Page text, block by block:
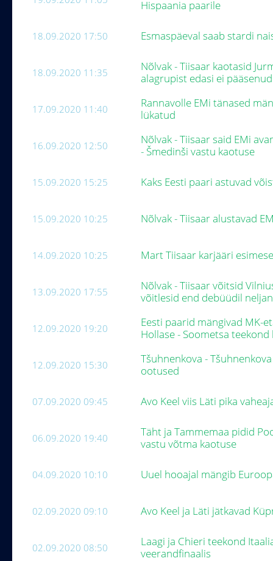
Hispaania paarile
18.09.2020 17:50 Esmaspäeval saab stardi
18.09.2020 11:35
Nõlvak - Tiisaar kaotasid
alagrupist edasi ei
17.09.2020 11:40
Rannavolle EMi tänased
lükatud
16.09.2020 12:50
Nõlvak - Tiisaar said EMi
- Šmedinši vastu kaotuse
15.09.2020 15:25 Kaks Eesti paari astuvad
15.09.2020 10:25 Nõlvak - Tiisaar alustavad
14.09.2020 10:25 Mart Tiisaar karjääri
13.09.2020 17:55
Nõlvak - Tiisaar võitsid
võitlesid end debüüdil
12.09.2020 19:20
Eesti paarid mängivad MK-
Hollase - Soometsa
12.09.2020 15:30
Tšuhnenkova -
ootused
07.09.2020 09:45 Avo Keel viis Läti pika
06.09.2020 19:40
Täht ja Tammemaa pidid
vastu võtma kaotuse
04.09.2020 10:10 Uuel hooajal mängib
02.09.2020 09:10 Avo Keel ja Läti jätkavad
02.09.2020 08:50
Laagi ja Chieri teekond
veerandfinaalis